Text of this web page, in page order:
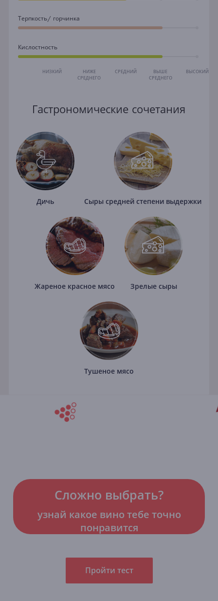
Терпкость/ горчинка
Кислостность
НИЗКИЙ
НИЖЕ
СРЕДНЕГО
СРЕДНИЙ
ВЫШЕ
СРЕДНЕГО
ВЫСОКИЙ
Гастрономические сочетания
Дичь Сыры средней степени выдержки
Жареное красное мясо Зрелые сыры
Тушеное мясо
Сложно выбрать?
узнай какое вино тебе точно
понравится
Пройти тест